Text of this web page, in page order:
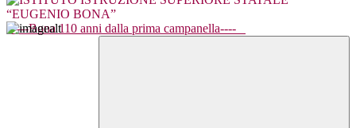
----Bona 110 anni dalla prima campanella----